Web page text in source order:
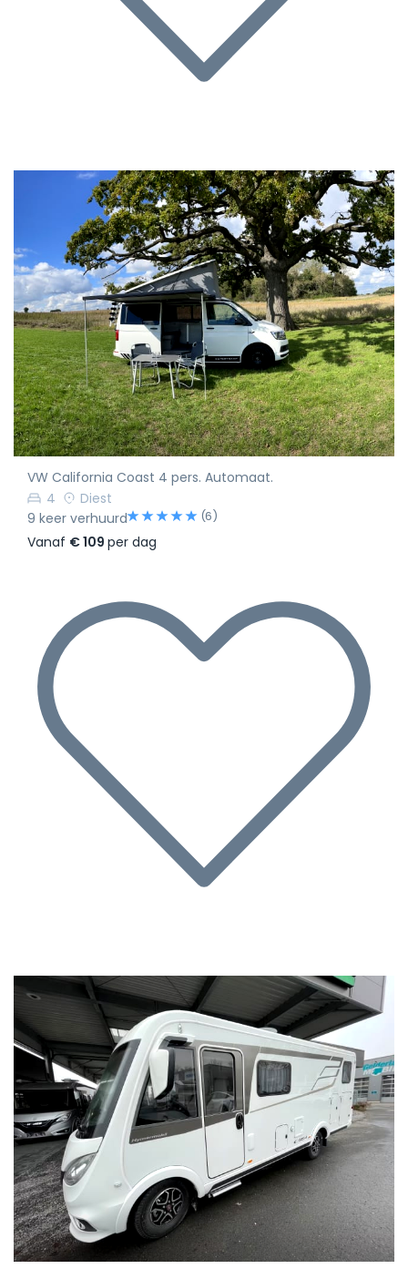
VW California Coast 4 pers. Automaat.
4
Diest
9 keer verhuurd
(6)
Vanaf € 109 per dag